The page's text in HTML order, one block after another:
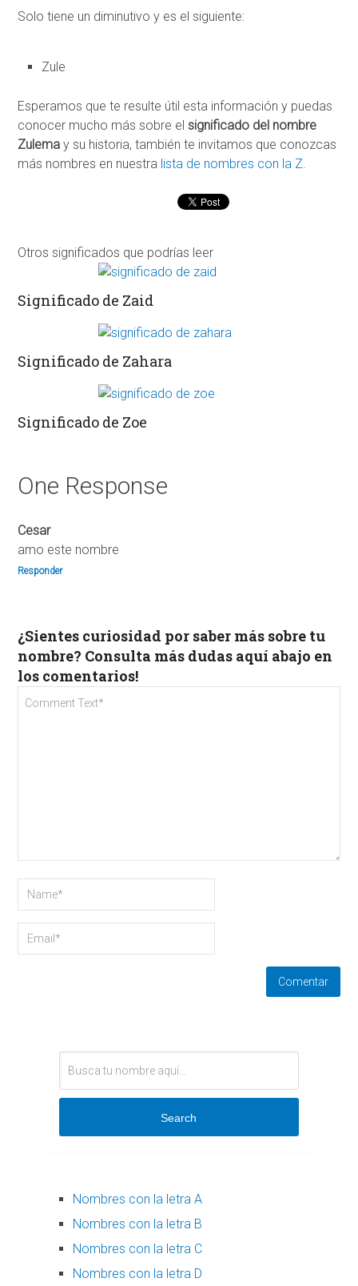
Solo tiene un diminutivo y es el siguiente:
Zule
Esperamos que te resulte útil esta información y puedas
conocer mucho más sobre el significado del nombre
Zulema y su historia, también te invitamos que conozcas
más nombres en nuestra lista de nombres con la Z.
Otros significados que podrías leer
Significado de Zaid
Significado de Zahara
Significado de Zoe
One Response
Cesar
amo este nombre
Responder
¿Sientes curiosidad por saber más sobre tu
nombre? Consulta más dudas aquí abajo en
los comentarios!
Search
Nombres con la letra A
Nombres con la letra B
Nombres con la letra C
Nombres con la letra D